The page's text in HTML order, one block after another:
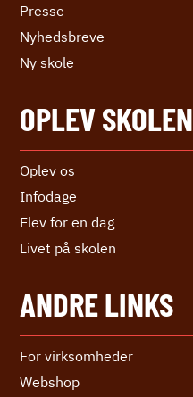
Presse
Nyhedsbreve
Ny skole
OPLEV SKOLEN
Oplev os
Infodage
Elev for en dag
Livet på skolen
ANDRE LINKS
For virksomheder
Webshop